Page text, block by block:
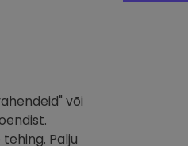
või
Palju